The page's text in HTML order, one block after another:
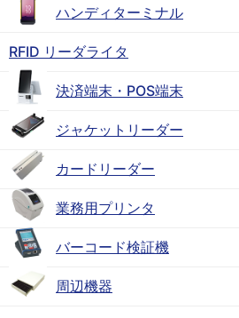
ハンディターミナル
RFID リーダライタ
決済端末・POS端末
ジャケットリーダー
カードリーダー
業務用プリンタ
バーコード検証機
周辺機器